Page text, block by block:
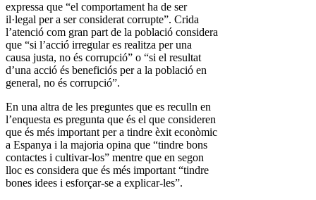
expressa que “el comportament ha de ser
il·legal per a ser considerat corrupte”. Crida
l’atenció com gran part de la població considera
que “si l’acció irregular es realitza per una
causa justa, no és corrupció” o “si el resultat
d’una acció és beneficiós per a la població en
general, no és corrupció”.
En una altra de les preguntes que es reculln en
l’enquesta es pregunta que és el que consideren
que és més important per a tindre èxit econòmic
a Espanya i la majoria opina que “tindre bons
contactes i cultivar-los” mentre que en segon
lloc es considera que és més important “tindre
bones idees i esforçar-se a explicar-les”.